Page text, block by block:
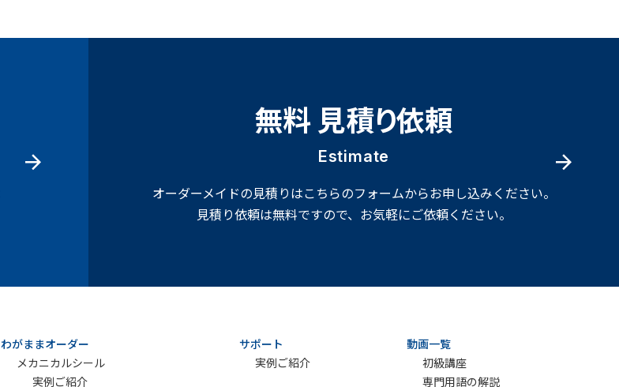
無料 見積り依頼
Estimate
オーダーメイドの見積りはこちらのフォームからお申し込みください。
見積り依頼は無料ですので、お気軽にご依頼ください。
わがままオーダー
メカニカルシール
実例ご紹介
サポート
実例ご紹介
動画一覧
初級講座
専門用語の解説